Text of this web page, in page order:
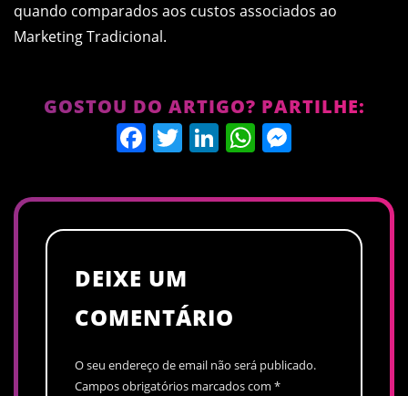
quando comparados aos custos associados ao
Marketing Tradicional.
GOSTOU DO ARTIGO? PARTILHE:
Facebook
Twitter
LinkedIn
WhatsApp
DEIXE UM
COMENTÁRIO
O seu endereço de email não será publicado.
Campos obrigatórios marcados com *